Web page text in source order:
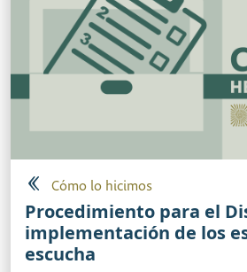
Cómo lo hicimos
Procedimiento para el
implementación de los
escucha